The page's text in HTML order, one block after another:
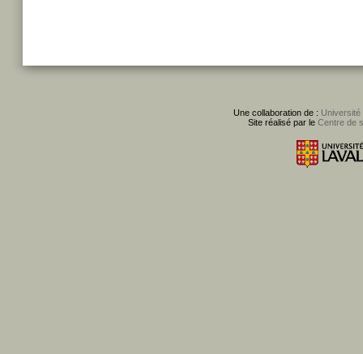
Une collaboration de : Université
Site réalisé par le Centre de